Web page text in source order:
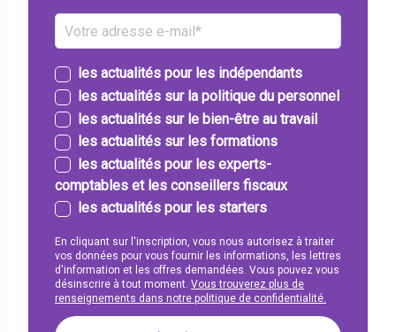
les actualités pour les indépendants
les actualités sur la politique du personnel
les actualités sur le bien-être au travail
les actualités sur les formations
les actualités pour les experts-
comptables et les conseillers fiscaux
les actualités pour les starters
En cliquant sur l'inscription, vous nous autorisez à traiter
vos données pour vous fournir les informations, les lettres
d'information et les offres demandées. Vous pouvez vous
désinscrire à tout moment. Vous trouverez plus de
renseignements dans notre politique de confidentialité.